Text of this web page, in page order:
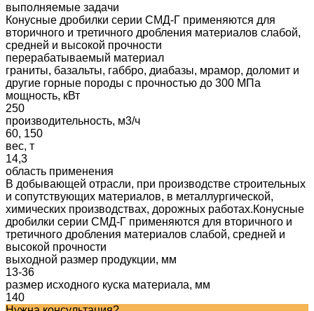
выполняемые задачи
Конусные дробилки серии СМД-Г применяются для
вторичного и третичного дробления материалов слабой,
средней и высокой прочности
перерабатываемый материал
граниты, базальты, габбро, диабазы, мрамор, доломит и
другие горные породы с прочностью до 300 МПа
мощность, кВт
250
производительность, м3/ч
60, 150
вес, т
14,3
область применения
В добывающей отрасли, при производстве строительных
и сопутствующих материалов, в металлургической,
химических производствах, дорожных работах.Конусные
дробилки серии СМД-Г применяются для вторичного и
третичного дробления материалов слабой, средней и
высокой прочности
выходной размер продукции, мм
13-36
размер исходного куска материала, мм
140